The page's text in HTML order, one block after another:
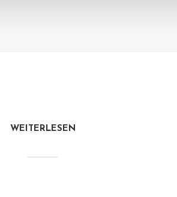
WEITERLESEN